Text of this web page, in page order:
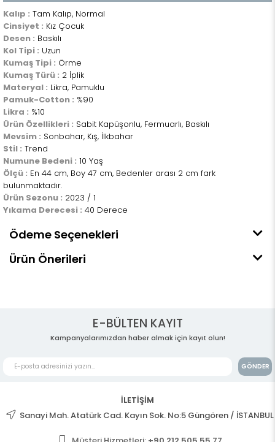
Kalıp : Tam Kalıp, Normal
Cinsiyet : Kız Çocuk
Desen : Baskılı
Kol Tipi : Uzun
Kumaş Tipi : Örme
Kumaş Türü : 2 İplik
Materyal : Likra, Pamuklu
Pamuk-Cotton : %90
Likra : %10
Ürün Özellikleri : Sabit Kapüşonlu, Fermuarlı, Baskılı
Mevsim : Sonbahar, Kış, İlkbahar
Stil : Trend
Numune Bedeni : 10 Yaş
Ölçü : En 44 cm, Boy 47 cm, Bedenler arası 2 cm fark
bulunmaktadır.
Ürün Sezonu : 2023 / 1
Yıkama Derecesi : 40 Derece
Ödeme Seçenekleri
Ürün Önerileri
E-BÜLTEN KAYIT
Kampanyalarımızdan haber almak için kayıt olun!
GÖNDER
İLETİŞİM
Sanayi Mah. Atatürk Cad. Kayın Sok. No:5 Güngören / İSTANBUL